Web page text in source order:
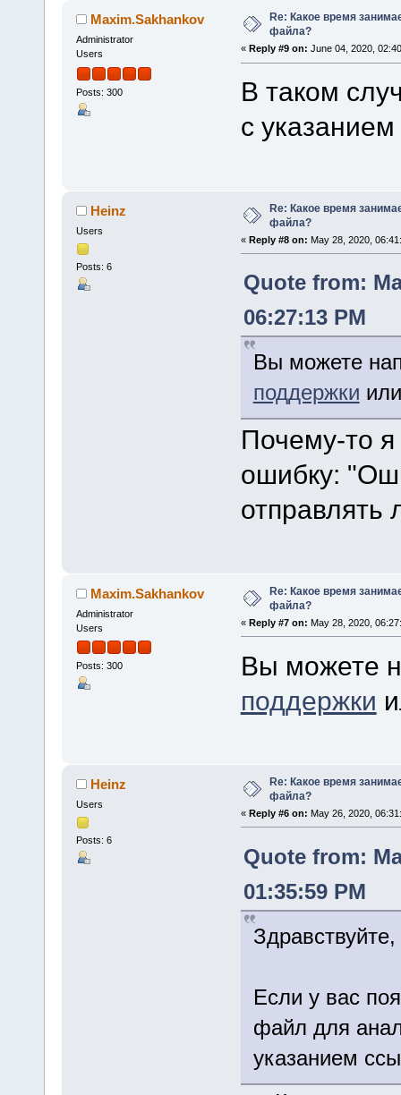
Maxim.Sakhankov
Administrator
Users
Posts: 300
Re: Какое время
файла?
« Reply #9 on: June 04, 2020,
В таком
с указанием
Heinz
Users
Posts: 6
Re: Какое время
файла?
« Reply #8 on: May 28, 2020,
Quote from:
06:27:13 PM
Вы можете
поддержки
Почему-то
ошибку:
Maxim.Sakhankov
Administrator
Users
Posts: 300
Re: Какое время
файла?
« Reply #7 on: May 28, 2020,
Вы можете
поддержки
Heinz
Users
Posts: 6
Re: Какое время
файла?
« Reply #6 on: May 26, 2020,
Quote from:
01:35:59 PM
Здравствуйте,
Если у вас
файл для
указанием